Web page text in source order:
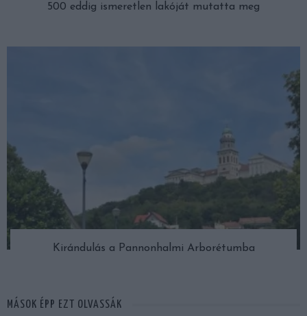
500 eddig ismeretlen lakóját mutatta meg
Kirándulás a Pannonhalmi Arborétumba
MÁSOK ÉPP EZT OLVASSÁK